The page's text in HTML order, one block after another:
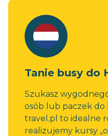
Tanie busy do
Szukasz
osób lub paczek do
travel.pl to idealne
realizujemy kursy